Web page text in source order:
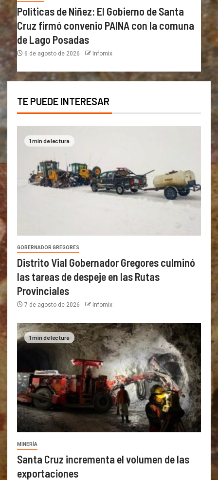
Políticas de Niñez: El Gobierno de Santa
Cruz firmó convenio PAINA con la comuna
de Lago Posadas
6 de agosto de 2026 Infomix
TE PUEDE INTERESAR
1 min de lectura
GOBERNADOR GREGORES
Distrito Vial Gobernador Gregores culminó
las tareas de despeje en las Rutas
Provinciales
7 de agosto de 2026 Infomix
1 min de lectura
MINERÍA
Santa Cruz incrementa el volumen de las
exportaciones